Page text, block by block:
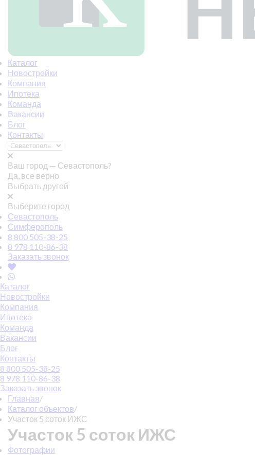
Каталог
Новостройки
Компания
Ипотека
Команда
Вакансии
Блог
Контакты
Ваш город — Севастополь?
Да, все верно
Выбрать другой
Выберите город
Севастополь
Симферополь
8 800 505-38-25
8 978 110-86-38
Заказать звонок
Каталог
Новостройки
Компания
Ипотека
Команда
Вакансии
Блог
Контакты
8 800 505-38-25
8 978 110-86-38
Заказать звонок
Главная/
Каталог объектов/
Участок 5 соток ИЖС
Участок 5 соток ИЖС
Фотографии